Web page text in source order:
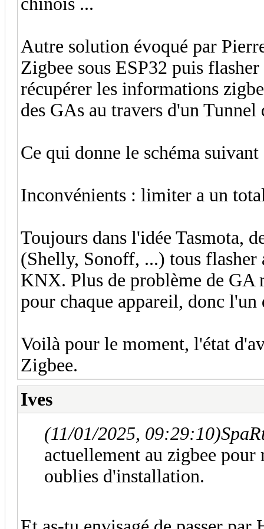
Autre solution évoqué par
Zigbee sous ESP32 puis
récupérer les informations
des GAs au travers d'un
Ce qui donne le schéma
Inconvénients : limiter a un
Toujours dans l'idée Tasmota,
(Shelly, Sonoff, ...) tous flasher
KNX. Plus de problème de
pour chaque appareil, donc
Voilà pour le moment, l'état
Zigbee.
Ives
(11/01/2025, 09:29:10)
actuellement au zigbee
oublies d'installation.